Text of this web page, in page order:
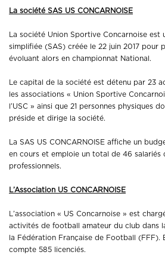
La société SAS US CONCARNOISE
La société Union Sportive Concarnoise est
simplifiée (SAS) créée le 22 juin 2017 pour
évoluant alors en championnat National.
Le capital de la société est détenu par 23
les associations « Union Sportive
l’USC » ainsi que 21 personnes physiques
préside et dirige la société.
La SAS US CONCARNOISE affiche un
en cours et emploie un total de 46 salariés
professionnels.
L’Association US CONCARNOISE
L’association « US Concarnoise » est
activités de football amateur du club dans
la Fédération Française de Football (FFF).
compte 585 licenciés.